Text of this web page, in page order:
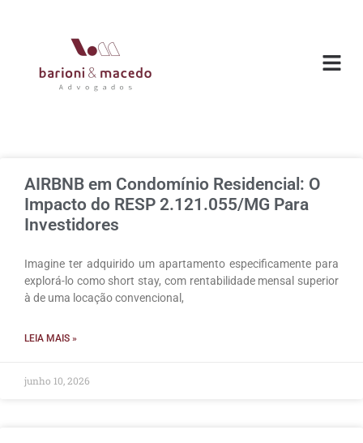
AIRBNB em Condomínio Residencial: O
Impacto do RESP 2.121.055/MG Para
Investidores
Imagine ter adquirido um apartamento especificamente para
explorá-lo como short stay, com rentabilidade mensal superior
à de uma locação convencional,
LEIA MAIS »
junho 10, 2026